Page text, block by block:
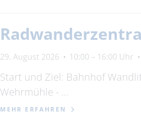
29. August 2026 10:00 – 16:00 Uhr
Start und Ziel: Bahnhof
Wehrmühle - …
MEHR ERFAHREN